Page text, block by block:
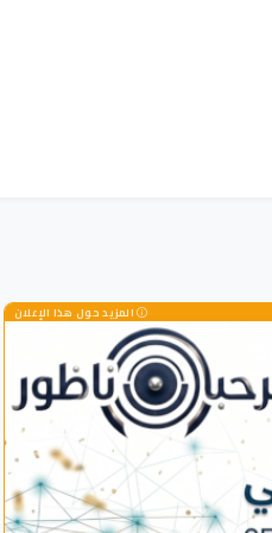
المزيد حول هذا الإعلان